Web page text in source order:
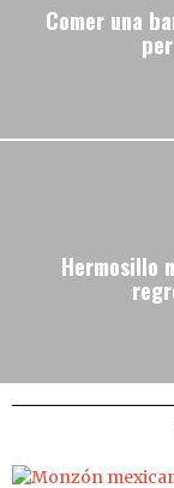
Comer una
Hermosillo